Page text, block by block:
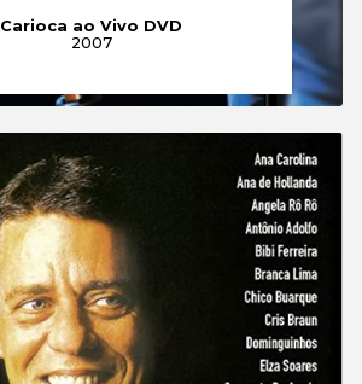
Carioca ao Vivo DVD
2007